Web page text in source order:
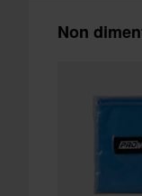
Non